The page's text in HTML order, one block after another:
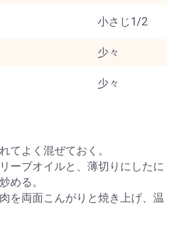
小さじ1/2
少々
少々
てよく混ぜておく。
ーブオイルと、薄切りにしたに
める。
を両面こんがりと焼き上げ、温